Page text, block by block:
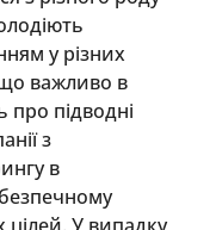
у різних
важливо в
про підводні
з
в